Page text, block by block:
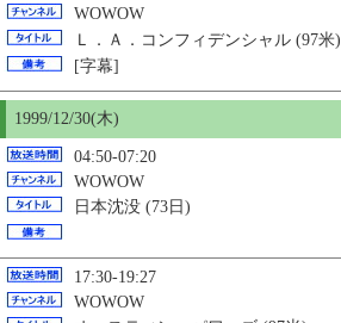
WOWOW
Ｌ．Ａ．コンフィデンシャル (97米)
[字幕]
1999/12/30(木)
04:50-07:20
WOWOW
日本沈没 (73日)
17:30-19:27
WOWOW